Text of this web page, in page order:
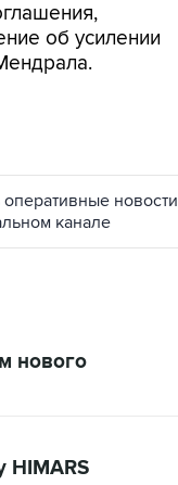
об усилении
оперативные новости
канале
нового